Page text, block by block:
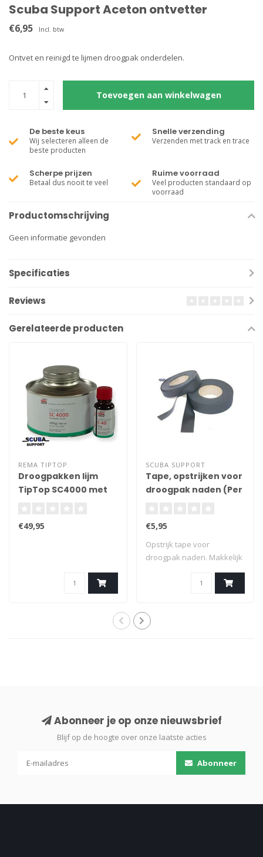
Scuba Support Aceton ontvetter
€6,95 Incl. btw
Ontvet en reinigd te lijmen droogpak onderdelen.
Toevoegen aan winkelwagen
De beste keus
Wij selecteren alleen de
beste producten
Snelle verzending
Verzenden met track en trace
Scherpe prijzen
Betaal dus nooit te veel
Ruime voorraad
Veel producten standaard op
voorraad
Productomschrijving
Geen informatie gevonden
Specificaties
Reviews
Gerelateerde producten
REMA TIPTOP
Droogpakken lijm
TipTop SC4000 met
€49,95
SCUBA SUPPORT
Tape, opstrijken voor
droogpak naden (Per
€5,95
Opstrijk tape voor
droogpak naden. Makkelijk
Abonneer je op onze nieuwsbrief
Blijf op de hoogte over onze laatste acties
Abonneer